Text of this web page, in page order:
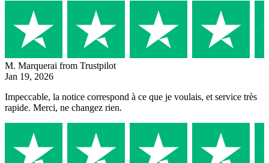
M. Marquerai from Trustpilot
Jan 19, 2026
Impeccable, la notice correspond à ce que je voulais, et service très
rapide. Merci, ne changez rien.